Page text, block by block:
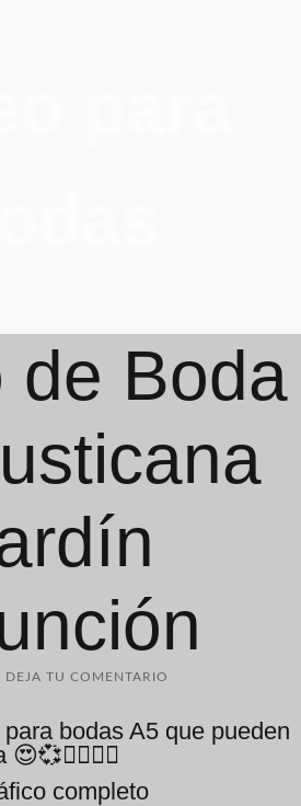
de Boda
DEJA TU COMENTARIO
bodas A5 que pueden
completo